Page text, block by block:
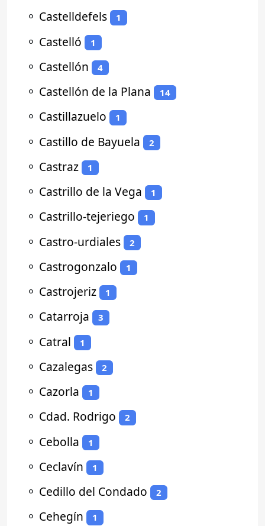
⚬ Castelldefels 1
⚬ Castelló 1
⚬ Castellón 4
⚬ Castellón de la Plana 14
⚬ Castillazuelo 1
⚬ Castillo de Bayuela 2
⚬ Castraz 1
⚬ Castrillo de la Vega 1
⚬ Castrillo-tejeriego 1
⚬ Castro-urdiales 2
⚬ Castrogonzalo 1
⚬ Castrojeriz 1
⚬ Catarroja 3
⚬ Catral 1
⚬ Cazalegas 2
⚬ Cazorla 1
⚬ Cdad. Rodrigo 2
⚬ Cebolla 1
⚬ Ceclavín 1
⚬ Cedillo del Condado 2
⚬ Cehegín 1